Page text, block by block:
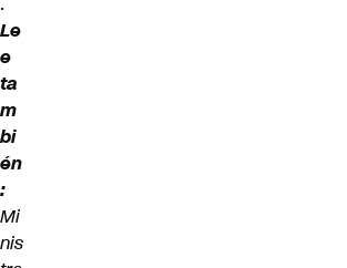
Le
e
ta
m
bi
én
:
Mi
nis